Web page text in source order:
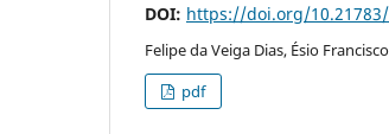
DOI: https://doi.org/
Felipe da Veiga Dias, Ésio
pdf